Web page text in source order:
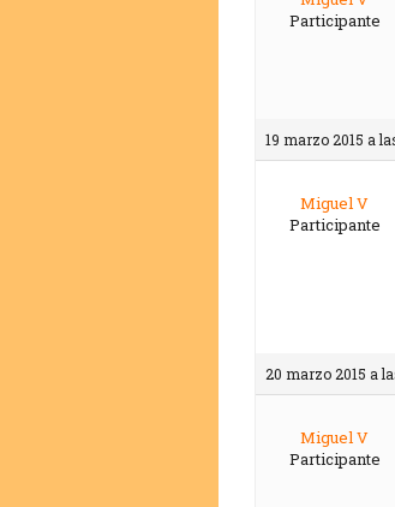
Participante
19 marzo 2015 a
Miguel V
Participante
20 marzo 2015 a
Miguel V
Participante